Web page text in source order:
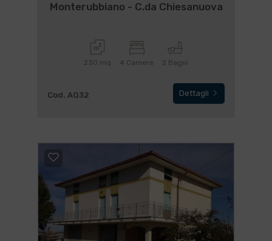
Monterubbiano - C.da Chiesanuova
230 mq 4 Camere 2 Bagni
Cod. AQ32 Dettagli